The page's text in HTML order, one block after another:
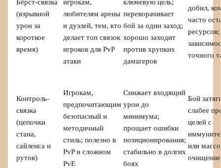
Бёрст-связка
(взрывной
урон за
короткое
время)
игрокам,
любителям арены
и дуэлей, тем, кто
делает топ связок
игроков для PvP
атаки
ключевую цель;
переворачивает
бой за один заход;
хорошо заходит
против хрупких
дамагеров
добил,
часто
ресурсов;
точного
Контроль-
связка
(цепочки
стана,
сайленса и
рутов)
Игрокам,
предпочитающим
безопасный и
методичный
стиль; полезно в
PvP и сложном
PvE
Снижает входящий
урон до
минимума;
прощает ошибки
позиционирования;
стабильно в долгих
боях
Бой
слабее
целей с
или